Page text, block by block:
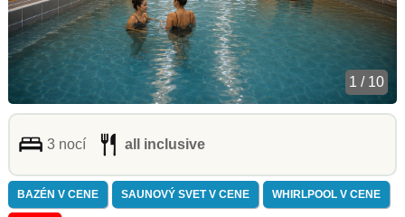
1 / 10
3 nocí all inclusive
BAZÉN V CENE SAUNOVÝ SVET V CENE WHIRLPOOL V CENE